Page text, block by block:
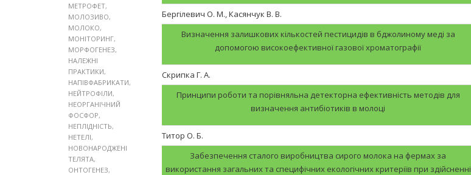
МЕТРОФЕТ,
МОЛОЗИВО,
МОЛОКО,
МОНІТОРИНГ,
МОРФОГЕНЕЗ,
НАЛЕЖНІ
ПРАКТИКИ,
НАПІВФАБРИКАТИ,
НЕЙТРОФІЛИ,
НЕОРГАНІЧНИЙ
ФОСФОР,
НЕПЛІДНІСТЬ,
НЕТЕЛІ,
НОВОНАРОДЖЕНІ
ТЕЛЯТА,
ОНТОГЕНЕЗ,
Бергілевич О. М., Касянчук В. В.
Визначення залишкових кількостей пестицидів в бджолиному меді за
допомогою високоефективної газової хроматографії
Скрипка Г. А.
Принципи роботи та порівняльна детекторна ефективність методів для
визначення антибіотиків в молоці
Титор О. Б.
Забезпечення сталого виробництва сирого молока на фермах за
використання загальних та специфічних екологічних критеріїв при здійсненні